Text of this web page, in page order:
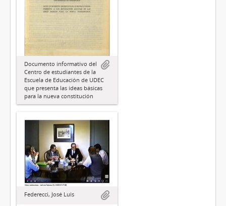
Documento informativo del
Centro de estudiantes de la
Escuela de Educación de UDEC
que presenta las ideas básicas
para la nueva constitución
Federecci, José Luis